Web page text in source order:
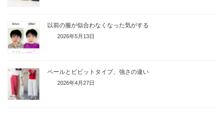
以前の服が似合わなくなった気がする
2026年5月13日
ペールとビビットタイプ、強さの違い
2026年4月27日